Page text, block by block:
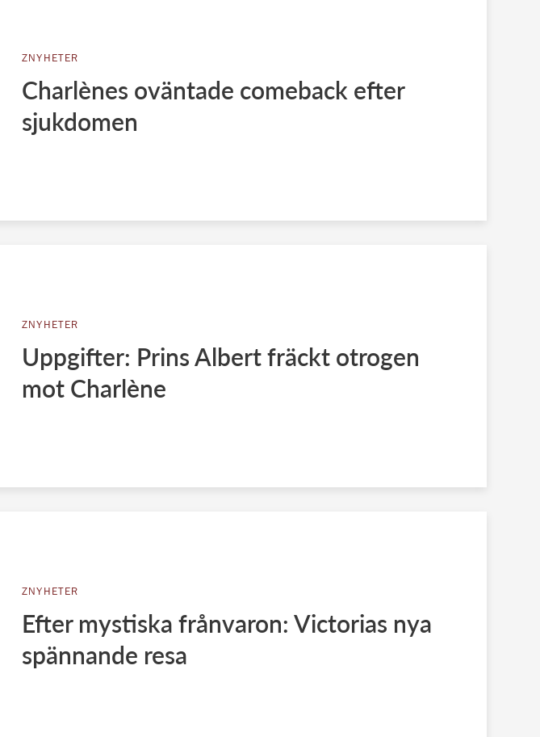
ZNYHETER
Charlènes oväntade comeback efter
sjukdomen
ZNYHETER
Uppgifter: Prins Albert fräckt otrogen
mot Charlène
ZNYHETER
Efter mystiska frånvaron: Victorias nya
spännande resa